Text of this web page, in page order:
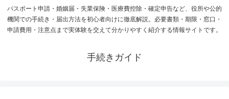
パスポート申請・婚姻届・失業保険・医療費控除・確定申告など、役所や公的
機関での手続き・届出方法を初心者向けに徹底解説。必要書類・期限・窓口・
申請費用・注意点まで実体験を交えて分かりやすく紹介する情報サイトです。
手続きガイド